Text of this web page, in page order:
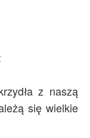
z naszą
się wielkie